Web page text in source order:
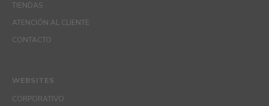
TIENDAS
ATENCIÓN AL CLIENTE
CONTACTO
WEBSITES
CORPORATIVO